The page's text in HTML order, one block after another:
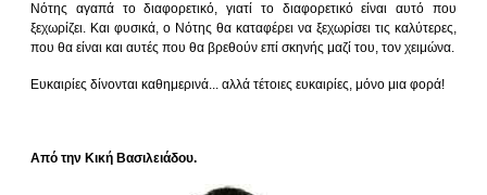
Νότης αγαπά το διαφορετικό, γιατί το διαφορετικό είναι αυτό που
ξεχωρίζει. Και φυσικά, ο Νότης θα καταφέρει να ξεχωρίσει τις καλύτερες,
που θα είναι και αυτές που θα βρεθούν επί σκηνής μαζί του, τον χειμώνα.
Ευκαιρίες δίνονται καθημερινά... αλλά τέτοιες ευκαιρίες, μόνο μια φορά!
Από την Κική Βασιλειάδου.